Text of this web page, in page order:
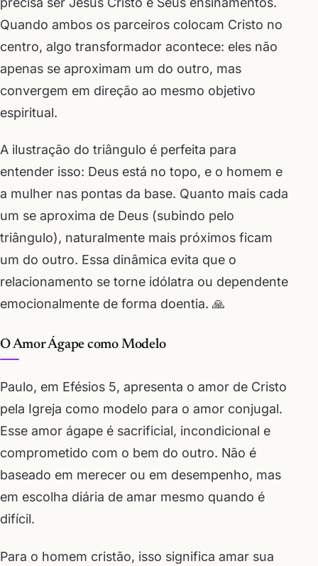
Quando ambos os parceiros colocam Cristo no
centro, algo transformador acontece: eles não
apenas se aproximam um do outro, mas
convergem em direção ao mesmo objetivo
espiritual.
A ilustração do triângulo é perfeita para
entender isso: Deus está no topo, e o homem e
a mulher nas pontas da base. Quanto mais cada
um se aproxima de Deus (subindo pelo
triângulo), naturalmente mais próximos ficam
um do outro. Essa dinâmica evita que o
relacionamento se torne idólatra ou dependente
emocionalmente de forma doentia. 🙏
O Amor Ágape como Modelo
Paulo, em Efésios 5, apresenta o amor de Cristo
pela Igreja como modelo para o amor conjugal.
Esse amor ágape é sacrificial, incondicional e
comprometido com o bem do outro. Não é
baseado em merecer ou em desempenho, mas
em escolha diária de amar mesmo quando é
difícil.
Para o homem cristão, isso significa amar sua